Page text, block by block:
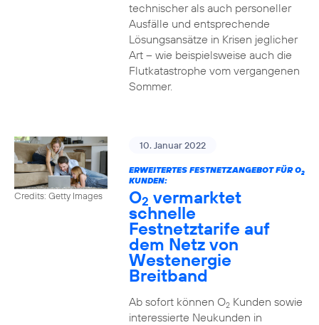
technischer als auch personeller
Ausfälle und entsprechende
Lösungsansätze in Krisen jeglicher
Art – wie beispielsweise auch die
Flutkatastrophe vom vergangenen
Sommer.
Credits: Getty Images
10. Januar 2022
ERWEITERTES FESTNETZANGEBOT FÜR O2
KUNDEN:
O2 vermarktet
schnelle
Festnetztarife auf
dem Netz von
Westenergie
Breitband
Ab sofort können O2Kunden sowie
interessierte Neukunden in